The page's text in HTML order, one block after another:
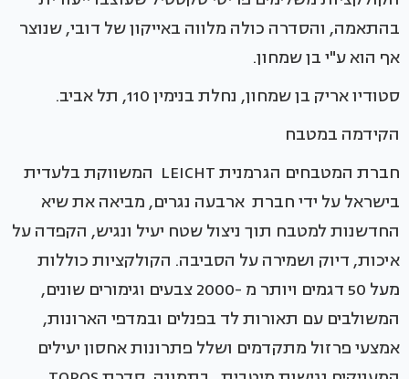
בהתאמה, והסדרה כולה מלווה באייקון של דובי, שנוצר
אף הוא ע"י בן שמחון.
סטודיו אריק בן שמחון, נחלת בנימין 110, תל אביב.
הקידמה במטבח
חברת המטבחים הגרמנית LEICHT המשווקת בלעדית
בישראל על ידי חברת ארבעה נגרים, מביאה את שיא
החדשנות למטבח תוך ניצול שטח יעיל ונגיש, הקפדה על
איכות, דיוק ושמירה על הסביבה. הקולקציות כוללות
מעל 50 דגמים ויותר מ -2000 צבעים וגימורים שונים,
המשולבים עם תאורות לד בפנלים ובמדפי הארונות,
אמצעי פרזול מתקדמים ושלל פתרונות אחסון יעילים